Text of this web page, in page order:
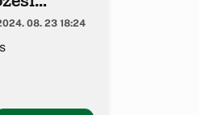
08. 23 18:24